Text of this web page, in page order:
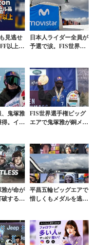
見逃せ
以上が
日本人ライダー全員が
予選で涙。FIS世界選
鬼塚雅
。イギ
プス...
FIS世界選手権ビッグ
エアで鬼塚雅が銅メダ
が命が
するド
平昌五輪ビッグエアで
惜しくもメダルを逃し